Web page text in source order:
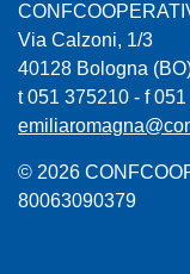
Via Calzoni, 1/3
40128 Bologna
t 051 375210 - f
© 2026
80063090379